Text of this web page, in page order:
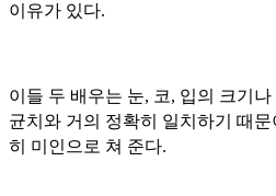
이유가 있다.
이들 두 배우는 눈, 코, 입의 크기
균치와 거의 정확히 일치하기 때
히 미인으로 쳐 준다.